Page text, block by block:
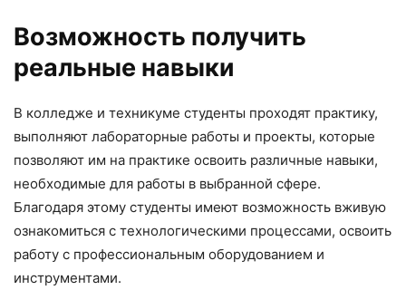
Возможность получить
реальные навыки
В колледже и техникуме студенты проходят практику,
выполняют лабораторные работы и проекты, которые
позволяют им на практике освоить различные навыки,
необходимые для работы в выбранной сфере.
Благодаря этому студенты имеют возможность вживую
ознакомиться с технологическими процессами, освоить
работу с профессиональным оборудованием и
инструментами.